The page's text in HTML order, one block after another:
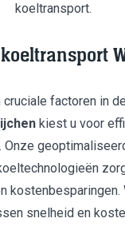
koeltransport.
cruciale factoren in
kiest u voor
Onze
kostenbesparingen.
snelheid en